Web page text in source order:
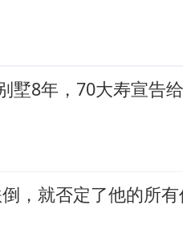
墅8年，70大寿宣告
，就否定了他的所